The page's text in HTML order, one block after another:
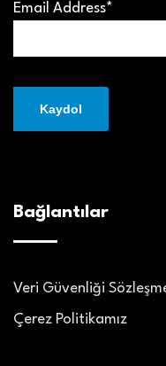
Email Address*
Bağlantılar
Veri Güvenliği
Çerez Politikamız